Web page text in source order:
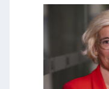
z
e
n
m
a
n
a
t
e
l
l
i
g
e
n